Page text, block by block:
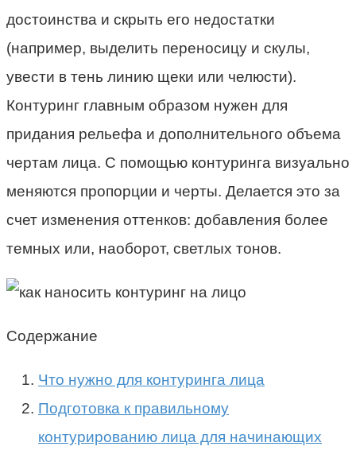
достоинства и скрыть его недостатки
(например, выделить переносицу и скулы,
увести в тень линию щеки или челюсти).
Контуринг главным образом нужен для
придания рельефа и дополнительного объема
чертам лица. С помощью контуринга визуально
меняются пропорции и черты. Делается это за
счет изменения оттенков: добавления более
темных или, наоборот, светлых тонов.
Содержание
Что нужно для контуринга лица
Подготовка к правильному
контурированию лица для начинающих